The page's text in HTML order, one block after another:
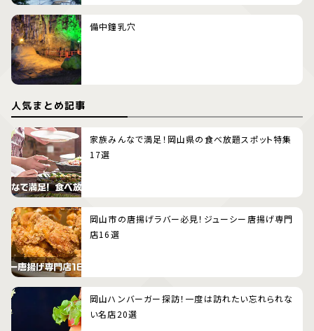
備中鐘乳穴
人気まとめ記事
家族みんなで満足！岡山県の食べ放題スポット特集
17選
岡山市の唐揚げラバー必見！ジューシー唐揚げ専門
店16選
岡山ハンバーガー探訪！一度は訪れたい忘れられな
い名店20選